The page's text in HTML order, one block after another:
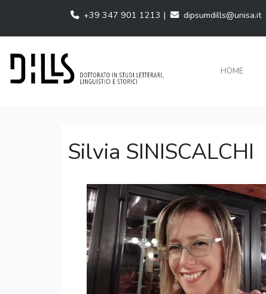
+39 347 901 1213 | dipsumdills@unisa.it
HOME
Silvia SINISCALCHI